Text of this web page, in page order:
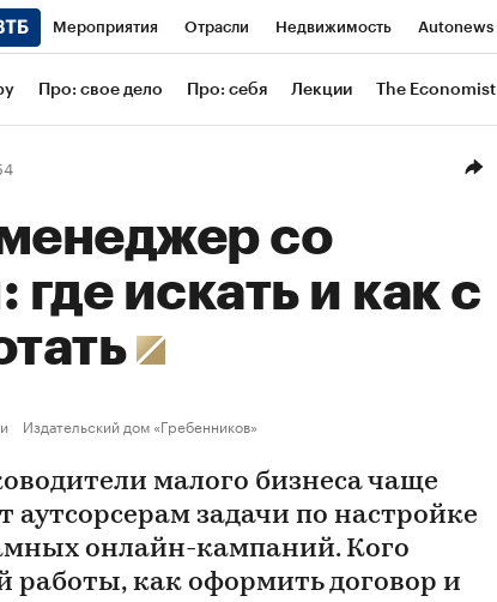
Мероприятия Отрасли Недвижимость Autonews
РБК Life Тренды Визионеры
Про: свое дело Про: себя Лекции The Economist
со
искать и как с
Издательский дом «Гребенников»
малого бизнеса чаще
аутсорсерам задачи по настройке
онлайн-кампаний. Кого
работы, как оформить договор и